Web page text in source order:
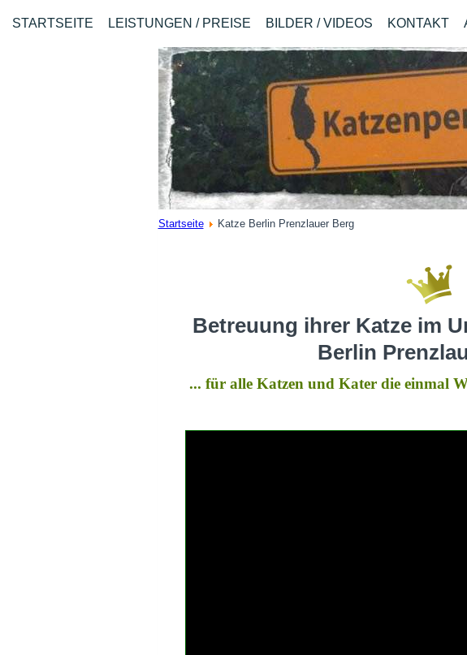
STARTSEITE LEISTUNGEN / PREISE BILDER / VIDEOS KONTAKT
Startseite Katze Berlin Prenzlauer Berg
Betreuung ihrer Katze im
Berlin
... für alle Katzen und Kater die einmal